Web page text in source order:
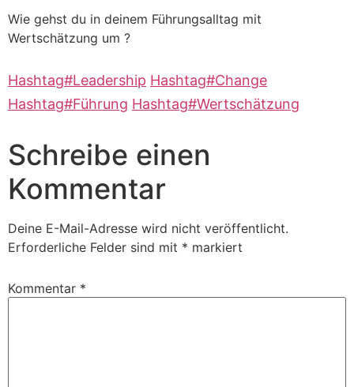
Wie gehst du in deinem Führungsalltag mit
Wertschätzung um ?
Hashtag#Leadership Hashtag#Change
Hashtag#Führung Hashtag#Wertschätzung
Schreibe einen
Kommentar
Deine E-Mail-Adresse wird nicht veröffentlicht.
Erforderliche Felder sind mit * markiert
Kommentar *